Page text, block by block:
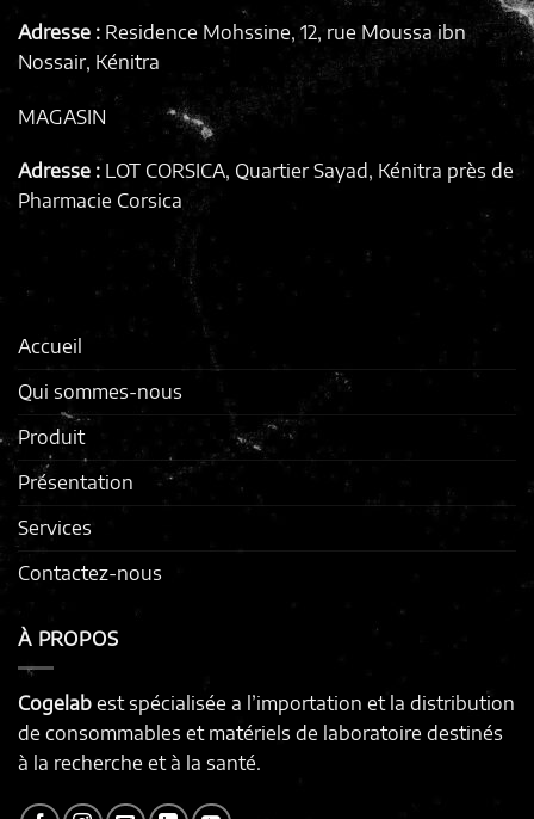
Adresse : Residence Mohssine, 12, rue Moussa ibn
Nossair, Kénitra
MAGASIN
Adresse : LOT CORSICA, Quartier Sayad, Kénitra près de
Pharmacie Corsica
Accueil
Qui sommes-nous
Produit
Présentation
Services
Contactez-nous
À PROPOS
Cogelab est spécialisée a l’importation et la distribution
de consommables et matériels de laboratoire destinés
à la recherche et à la santé.